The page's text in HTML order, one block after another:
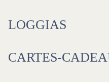
Emplois
LOGGIAS
CARTES-